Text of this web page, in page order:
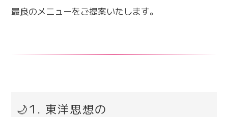
最良のメニューをご提案いたします。
🌙1. 東洋思想の